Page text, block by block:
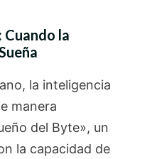
Cuando la
la inteligencia
manera
del Byte», un
la capacidad de